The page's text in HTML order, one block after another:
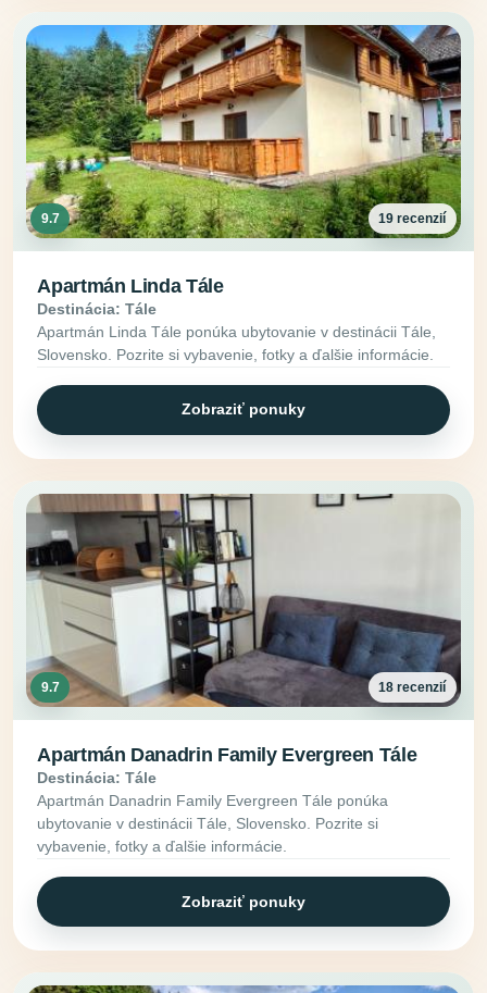
9.7 19 recenzií
Apartmán Linda Tále
Destinácia: Tále
Apartmán Linda Tále ponúka ubytovanie v destinácii Tále,
Slovensko. Pozrite si vybavenie, fotky a ďalšie informácie.
Zobraziť ponuky
9.7 18 recenzií
Apartmán Danadrin Family Evergreen Tále
Destinácia: Tále
Apartmán Danadrin Family Evergreen Tále ponúka
ubytovanie v destinácii Tále, Slovensko. Pozrite si
vybavenie, fotky a ďalšie informácie.
Zobraziť ponuky